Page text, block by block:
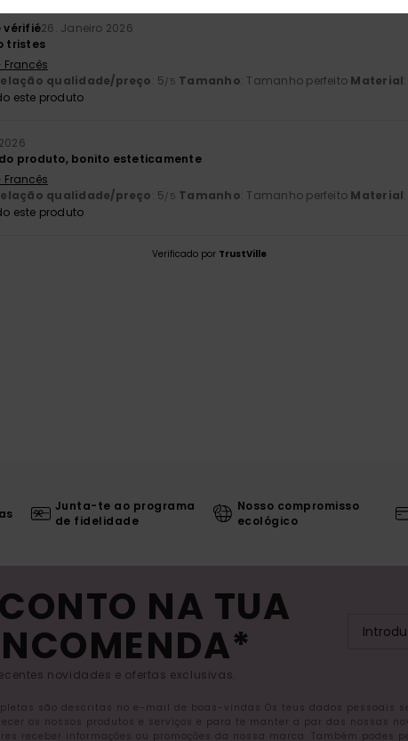
vérifié26. Janeiro 2026
tristes
qualidade/preço: 5/5 Tamanho: Tamanho perfeito Material
este produto
produto, bonito esteticamente
qualidade/preço: 5/5 Tamanho: Tamanho perfeito Material
este produto
Verificado por TrustVille
Junta-te ao programa
de fidelidade
Nosso compromisso
ecológico
NA TUA
novidades e ofertas exclusivas.
são descritas no e-mail de boas-vindas Os teus dados pessoais
os nossos produtos e serviços e para te manter a par das nossas
receber informações ou promoções da nossa marca. Também